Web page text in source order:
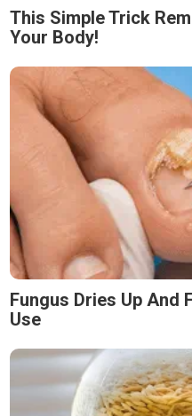
This Simple Trick
Your Body!
Fungus Dries Up And
Use